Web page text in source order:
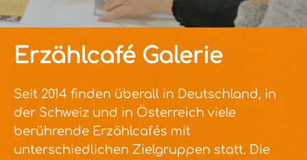
Erzählcafé Galerie
Seit 2014 finden überall in Deutschland, in
der Schweiz und in Österreich viele
berührende Erzählcafés mit
unterschiedlichen Zielgruppen statt. Die